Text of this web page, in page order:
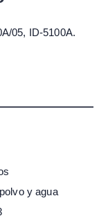
05, ID-5100A.
y agua